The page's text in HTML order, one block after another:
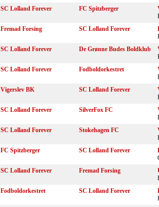
SC Lolland Forever FC Spitzberger
Fremad Forsing SC Lolland Forever
SC Lolland Forever De Grønne Budes Boldklub
SC Lolland Forever Fodboldorkestret
Vigerslev BK SC Lolland Forever
SC Lolland Forever SilverFox FC
SC Lolland Forever Stokehagen FC
FC Spitzberger SC Lolland Forever
SC Lolland Forever Fremad Forsing
Fodboldorkestret SC Lolland Forever